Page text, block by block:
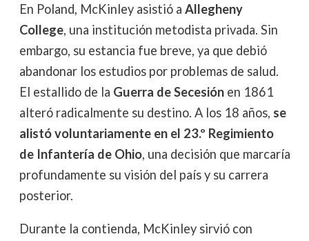
En Poland, McKinley asistió a Allegheny
College, una institución metodista privada. Sin
embargo, su estancia fue breve, ya que debió
abandonar los estudios por problemas de salud.
El estallido de la Guerra de Secesiónen 1861
alteró radicalmente su destino. A los 18 años, se
alistó voluntariamente en el 23.º Regimiento
de Infantería de Ohio, una decisión que marcaría
profundamente su visión del país y su carrera
posterior.
Durante la contienda, McKinley sirvió con